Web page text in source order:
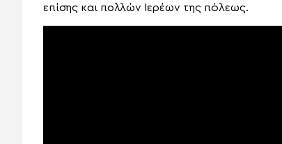
επίσης και πολλών Ιερέων της πόλεως.